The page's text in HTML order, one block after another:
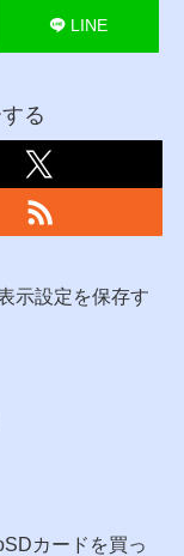
LINE
る
示設定を保存す
カードを買っ